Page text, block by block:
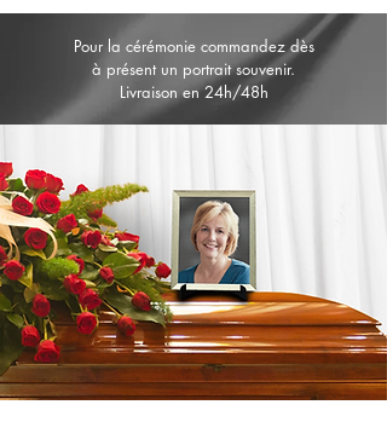
Pour la cérémonie commandez dès
à présent un portrait souvenir.
Livraison en 24h/48h